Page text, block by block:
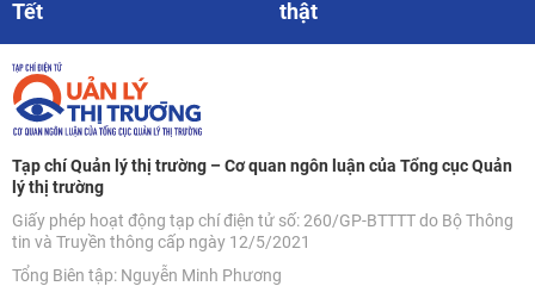
Tết
thật
Tạp chí Quản lý thị trường – Cơ quan ngôn luận của Tổng cục Quản
lý thị trường
Giấy phép hoạt động tạp chí điện tử số: 260/GP-BTTTT do Bộ Thông
tin và Truyền thông cấp ngày 12/5/2021
Tổng Biên tập: Nguyễn Minh Phương